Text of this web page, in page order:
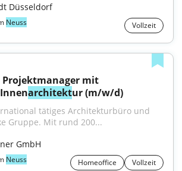
Düsseldorf
Neuss Vollzeit
mit
architektur (m/w/d)
tätiges Architekturbüro und
Gruppe. Mit rund 200...
GmbH
Neuss Homeoffice Vollzeit